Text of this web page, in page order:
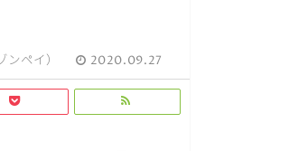
ペイ） 2020.09.27